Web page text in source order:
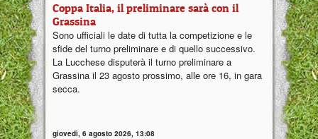
Coppa Italia, il preliminare sarà con il
Grassina
Sono ufficiali le date di tutta la competizione e le
sfide del turno preliminare e di quello successivo.
La Lucchese disputerà il turno preliminare a
Grassina il 23 agosto prossimo, alle ore 16, in gara
secca.
giovedì, 6 agosto 2026, 13:08